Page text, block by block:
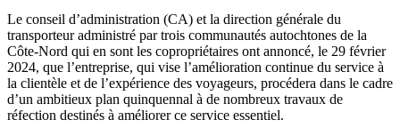
Le conseil d’administration (CA) et la direction générale du
transporteur administré par trois communautés autochtones de la
Côte-Nord qui en sont les copropriétaires ont annoncé, le 29 février
2024, que l’entreprise, qui vise l’amélioration continue du service à
la clientèle et de l’expérience des voyageurs, procédera dans le cadre
d’un ambitieux plan quinquennal à de nombreux travaux de
réfection destinés à améliorer ce service essentiel.